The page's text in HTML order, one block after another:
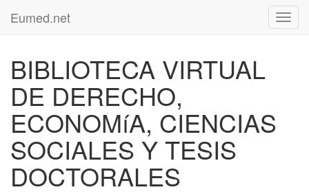
Eumed.net
BIBLIOTECA VIRTUAL
DE DERECHO,
ECONOMíA, CIENCIAS
SOCIALES Y TESIS
DOCTORALES